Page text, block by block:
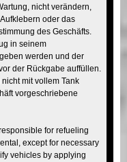
nicht verändern,
oder das
des Geschäfts.
in seinem
werden und der
der Rückgabe auffüllen.
mit vollem Tank
vorgeschriebene
for refueling
except for necessary
vehicles by applying